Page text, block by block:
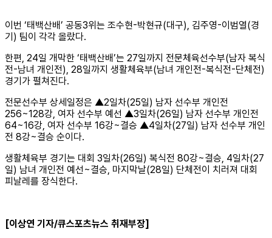
이번 ‘태백산배’ 공동3위는 조수현-박현규(대구), 김주영-이범열(경
기) 팀이 각각 올랐다.
한편, 24일 개막한 ‘태백산배’는 27일까지 전문체육선수부(남자 복식
전-남녀 개인전), 28일까지 생활체육부(남녀 개인전-복식전-단체전)
경기가 펼쳐진다.
전문선수부 상세일정은 ▲2일차(25일) 남자 선수부 개인전
256~128강, 여자 선수부 예선 ▲3일차(26일) 남자 선수부 개인전
64~16강, 여자 선수부 16강~결승 ▲4일차(27일) 남자 선수부 개인
전 8강~결승 순이다.
생활체육부 경기는 대회 3일차(26일) 복식전 80강~결승, 4일차(27
일) 남녀 개인전 예선~결승, 마지막날(28일) 단체전이 치러져 대회
피날레를 장식한다.
[이상연 기자/큐스포츠뉴스 취재부장]